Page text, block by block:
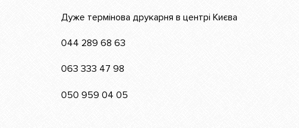
Дуже термінова друкарня в центрі Києва
044 289 68 63
063 333 47 98
050 959 04 05